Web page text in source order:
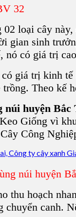
32
loại cây
gian sinh
có giá trị
giá trị kinh
Theo kế
huyện Bắc
Giống vì
Công
núi huyện
thu hoạch
chuyển canh.